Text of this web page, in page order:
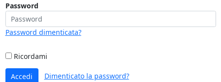
Password
Password dimenticata?
Ricordami
Accedi Dimenticato la password?